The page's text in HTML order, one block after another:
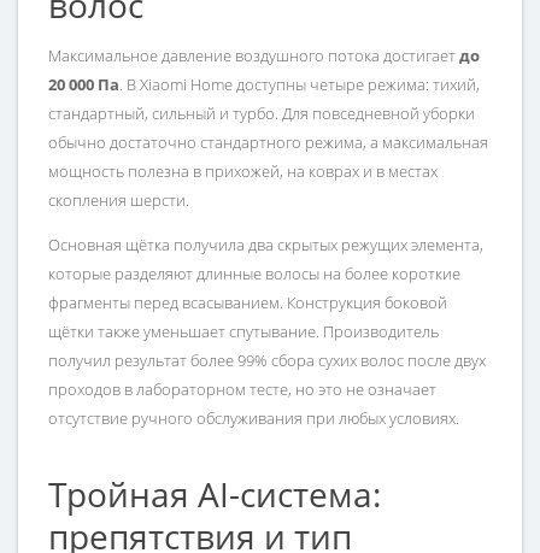
Максимальное давление воздушного потока достигаетдо
20 000 Па. В Xiaomi Home доступны четыре режима: тихий,
стандартный, сильный и турбо. Для повседневной уборки
обычно достаточно стандартного режима, а максимальная
мощность полезна в прихожей, на коврах и в местах
скопления шерсти.
Основная щётка получила два скрытых режущих элемента,
которые разделяют длинные волосы на более короткие
фрагменты перед всасыванием. Конструкция боковой
щётки также уменьшает спутывание. Производитель
получил результат более 99% сбора сухих волос после двух
проходов в лабораторном тесте, но это не означает
отсутствие ручного обслуживания при любых условиях.
Тройная AI-система:
препятствия и тип